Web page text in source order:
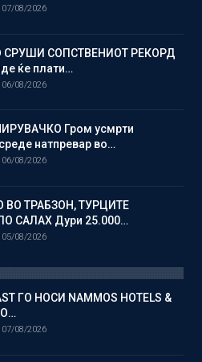
07/08/2026
СРУШИ СОПСТВЕНИОТ РЕКОРД
ќе плати…
06/08/2026
Гром усмрти
натпревар во…
06/08/2026
ТРАБЗОН, ТУРЦИТЕ
САЛАХ Дури 25.000…
05/08/2026
ГО НОСИ NAMMOS HOTELS &
07/08/2026